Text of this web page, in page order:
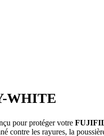
WHITE
pour protéger votre
contre les rayures, la